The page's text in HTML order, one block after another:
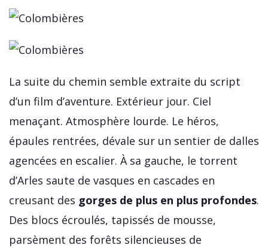
La suite du chemin semble extraite du script
d’un film d’aventure. Extérieur jour. Ciel
menaçant. Atmosphère lourde. Le héros,
épaules rentrées, dévale sur un sentier de dalles
agencées en escalier. À sa gauche, le torrent
d’Arles saute de vasques en cascades en
creusant des gorges de plus en plus profondes.
Des blocs écroulés, tapissés de mousse,
parsèment des forêts silencieuses de